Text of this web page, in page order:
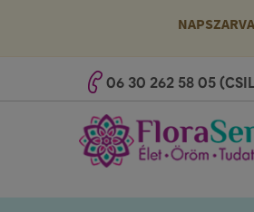
06 30 262 58 05